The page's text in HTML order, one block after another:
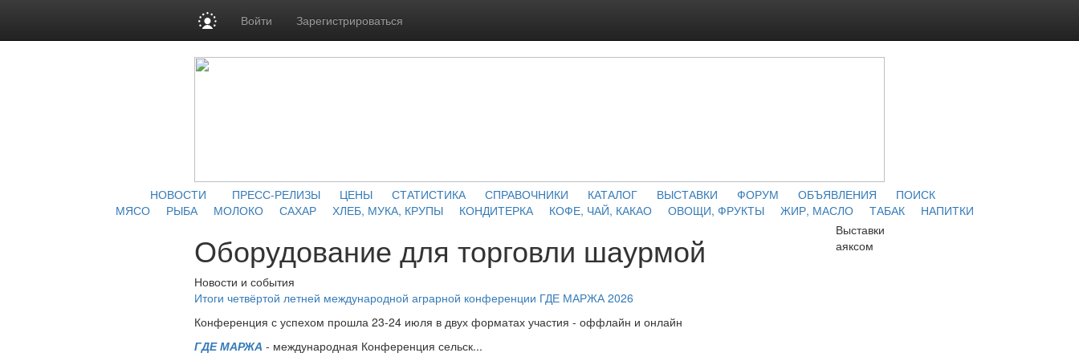
Войти Зарегистрироваться
НОВОСТИ ПРЕСС-РЕЛИЗЫ ЦЕНЫ СТАТИСТИКА СПРАВОЧНИКИ КАТАЛОГ ВЫСТАВКИ ФОРУМ ОБЪЯВЛЕНИЯ
ПОИСК
МЯСО
РЫБА МОЛОКО САХАР ХЛЕБ, МУКА, КРУПЫ КОНДИТЕРКА КОФЕ, ЧАЙ, КАКАО ОВОЩИ, ФРУКТЫ ЖИР, МАСЛО ТАБАК НАПИТКИ
Оборудование для торговли шаурмой
Новости и события
Итоги четвёртой летней международной аграрной конференции ГДЕ МАРЖА 2026
Конференция с успехом прошла 23-24 июля в двух форматах участия - оффлайн и онлайн
ГДЕ МАРЖА - международная Конференция сельск...
Выставки
аяксом